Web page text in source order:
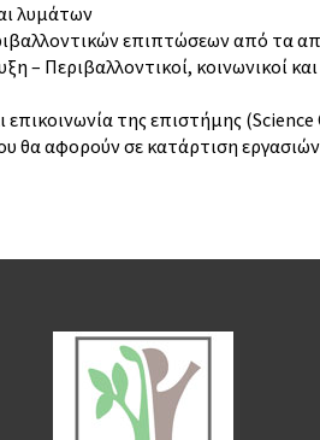
λυμάτων
επιπτώσεων από τα
– Περιβαλλοντικοί, κοινωνικοί
επικοινωνία της επιστήμης
θα αφορούν σε κατάρτιση